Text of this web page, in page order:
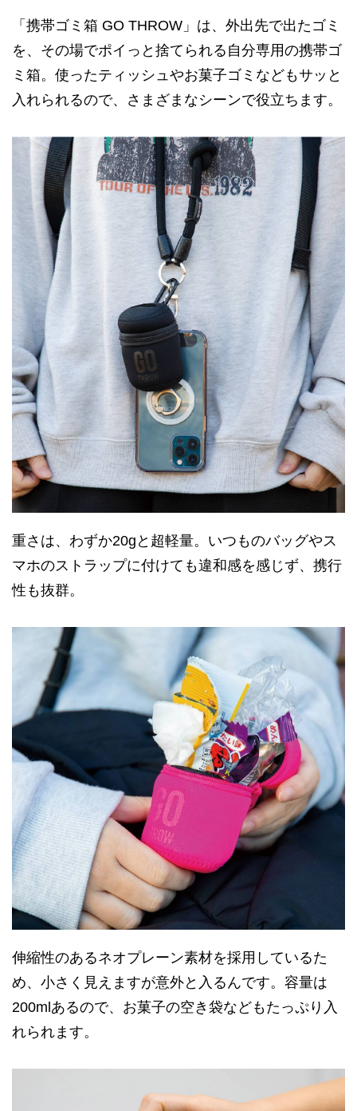
「携帯ゴミ箱 GO THROW」は、外出先で出たゴミ
を、その場でポイっと捨てられる自分専用の携帯ゴ
ミ箱。使ったティッシュやお菓子ゴミなどもサッと
入れられるので、さまざまなシーンで役立ちます。
重さは、わずか20gと超軽量。いつものバッグやス
マホのストラップに付けても違和感を感じず、携行
性も抜群。
伸縮性のあるネオプレーン素材を採用しているた
め、小さく見えますが意外と入るんです。容量は
200mlあるので、お菓子の空き袋などもたっぷり入
れられます。